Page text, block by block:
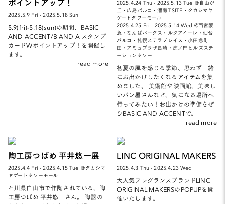
2025.5.9 Fri - 2025.5.18 Sun
5.9(fri)-5.18(sun)の期間、BASIC
AND ACCENT/B AND A スタンプ
カードWポイントアップ！を開催し
ます。
read more
2025.4.24 Thu - 2025.5.13 Tue ＠自由が
丘・広島パルコ・湘南T-SITE・タカシマヤ
ゲートタワーモール
2025.4.25 Fri - 2025.5.14 Wed @西宮阪
急・なんばパークス・ルクアイーレ・仙台
パルコ・札幌ステラプレイス・小田急町
田・アミュプラザ長崎・虎ノ門ヒルズステ
ーションタワー
初夏の風を感じる季節、思わず一緒
にお出かけしたくなるアイテムを集
めました。 美術館や映画館、美味し
いパン屋さんなど、気になる場所へ
行ってみたい！お出かけの準備をぜ
ひBASIC AND ACCENTで。
read more
陶工房つばめ 平井悠一展
2025.4.4 Fri - 2025.4.15 Tue ＠タカシマ
ヤゲートタワーモール
石川県白山市で作陶されている、陶
工房つばめ 平井悠一さん。 陶器の
LINC ORIGINAL MAKERS
2025.4.3 Thu - 2025.4.23 Wed
大人気フレグランスブランドLINC
ORIGINAL MAKERSのPOPUPを開
催いたします。